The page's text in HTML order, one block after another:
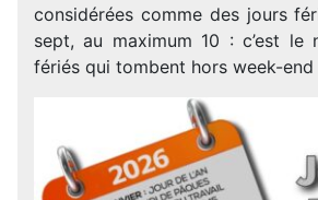
considérées comme des jours
sept, au maximum 10 : c’est le
fériés qui tombent hors week-end